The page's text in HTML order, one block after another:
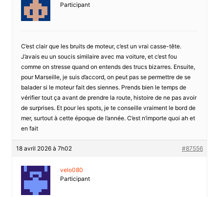
Participant
C’est clair que les bruits de moteur, c’est un vrai casse-tête.
J’avais eu un soucis similaire avec ma voiture, et c’est fou
comme on stresse quand on entends des trucs bizarres. Ensuite,
pour Marseille, je suis d’accord, on peut pas se permettre de se
balader si le moteur fait des siennes. Prends bien le temps de
vérifier tout ça avant de prendre la route, histoire de ne pas avoir
de surprises. Et pour les spots, je te conseille vraiment le bord de
mer, surtout à cette époque de l’année. C’est n’importe quoi ah et
en fait
18 avril 2026 à 7h02 #87556
velo080
Participant